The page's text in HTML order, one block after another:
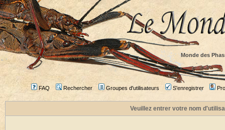
Monde des
FAQ Rechercher Groupes d'utilisateurs S'enregistrer
Veuillez entrer votre nom